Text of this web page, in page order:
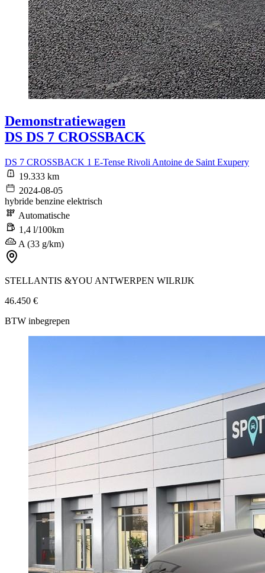
Demonstratiewagen
DS DS 7 CROSSBACK
DS 7 CROSSBACK 1 E-Tense Rivoli Antoine de Saint Exupery
19.333 km
2024-08-05
hybride benzine elektrisch
Automatische
1,4 l/100km
A (33 g/km)
STELLANTIS &YOU ANTWERPEN WILRIJK
46.450 €
BTW inbegrepen